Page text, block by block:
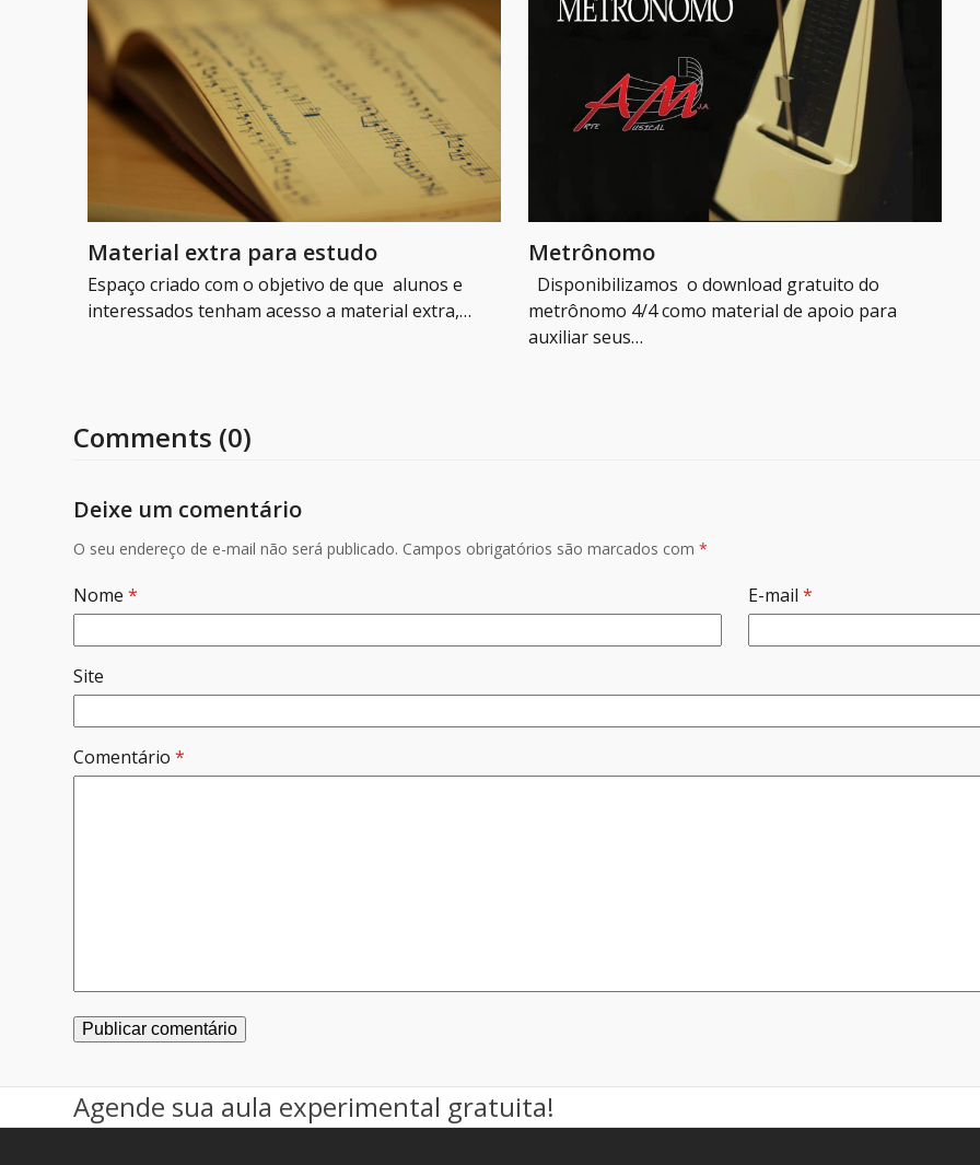
Material extra para estudo
Espaço criado com o objetivo de que alunos e
interessados tenham acesso a material extra,…
Metrônomo
Disponibilizamos o download gratuito do
metrônomo 4/4 como material de apoio para
auxiliar seus…
Comments (0)
Deixe um comentário
O seu endereço de e-mail não será publicado. Campos obrigatórios são marcados com*
Nome* E-mail*
Site
Comentário*
Agende sua aula experimental gratuita!